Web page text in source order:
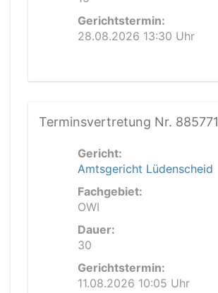
Gerichtstermin:
28.08.2026 13:30 Uhr
Terminsvertretung Nr. 885771
Gericht:
Amtsgericht Lüdenscheid
Fachgebiet:
OWI
Dauer:
30
Gerichtstermin:
11.08.2026 10:05 Uhr